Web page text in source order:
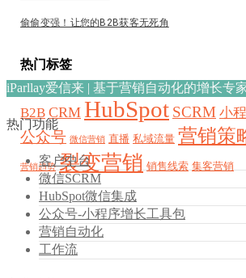
偷偷变强！让您的B2B获客无死角
热门标签
B2B CRM HubSpot SCRM 小
公众号 微信营销 直播 私域流量 营销策
营销趋势 裂变营销 销售线索 集客营销
iParllay爱信来 | 基于营销自动化的增长专
热门功能
客户中台
微信SCRM
HubSpot微信集成
公众号-小程序增长工具包
营销自动化
工作流